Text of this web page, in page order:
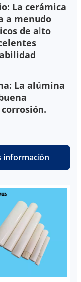
La cerámica
a menudo
de alto
La alúmina
información